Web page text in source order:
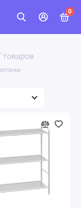
0
товаров